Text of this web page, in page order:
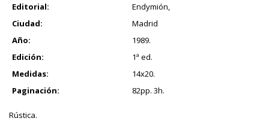
Editorial:
Endymión,
Ciudad:
Madrid
Año:
1989.
Edición:
1ª ed.
Medidas:
14x20.
Paginación:
82pp. 3h.
Rústica.